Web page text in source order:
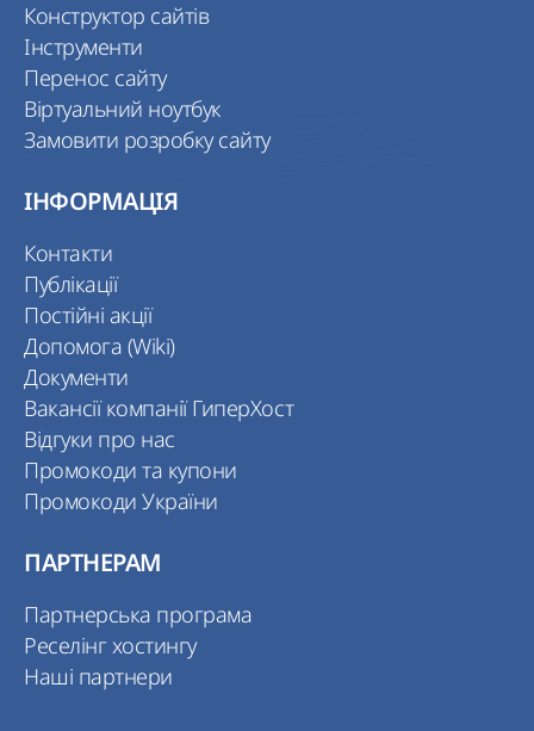
Конструктор сайтів
Інструменти
Перенос сайту
Віртуальний ноутбук
Замовити розробку сайту
ІНФОРМАЦІЯ
Контакти
Публікації
Постійні акції
Допомога (Wiki)
Документи
Вакансії компанії ГиперХост
Відгуки про нас
Промокоди та купони
Промокоди України
ПАРТНЕРАМ
Партнерська програма
Реселінг хостингу
Наші партнери